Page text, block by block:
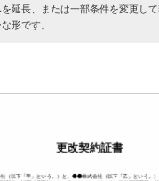
延長、または一部条件を変更し
形です。